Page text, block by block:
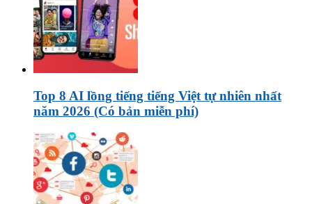
Top 8 AI lồng tiếng tiếng Việt tự nhiên nhất
năm 2026 (Có bản miễn phí)